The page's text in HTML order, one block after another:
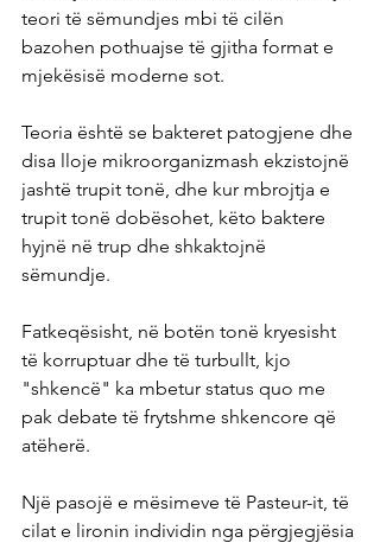
teori të sëmundjes mbi të cilën
bazohen pothuajse të gjitha format e
mjekësisë moderne sot.
Teoria është se bakteret patogjene dhe
disa lloje mikroorganizmash ekzistojnë
jashtë trupit tonë, dhe kur mbrojtja e
trupit tonë dobësohet, këto baktere
hyjnë në trup dhe shkaktojnë
sëmundje.
Fatkeqësisht, në botën tonë kryesisht
të korruptuar dhe të turbullt, kjo
"shkencë" ka mbetur status quo me
pak debate të frytshme shkencore që
atëherë.
Një pasojë e mësimeve të Pasteur-it, të
cilat e lironin individin nga përgjegjësia